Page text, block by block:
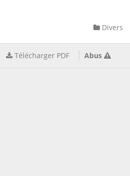
Divers
Télécharger PDF Abus